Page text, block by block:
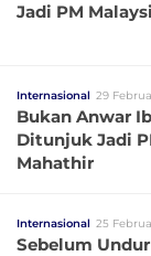
Jadi PM
Internasional 29
Bukan Anwar
Ditunjuk Jadi
Mahathir
Internasional 25
Sebelum